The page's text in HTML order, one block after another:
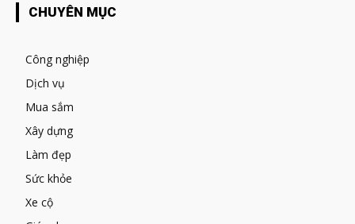
CHUYÊN MỤC
Công nghiệp
Dịch vụ
Mua sắm
Xây dựng
Làm đẹp
Sức khỏe
Xe cộ